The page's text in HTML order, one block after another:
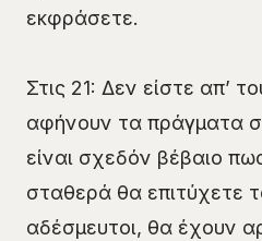
εκφράσετε.
Στις 21: Δεν είστε απ’
αφήνουν τα πράγματα
είναι σχεδόν βέβαιο
σταθερά θα επιτύχετε
αδέσμευτοι, θα έχουν